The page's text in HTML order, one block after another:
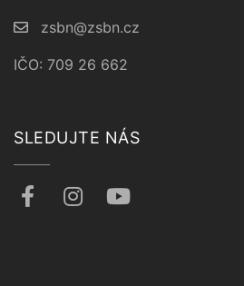
zsbn@zsbn.cz
IČO: 709 26 662
SLEDUJTE NÁS